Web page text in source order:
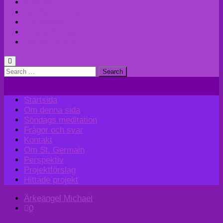
Search
Startsida
Om denna sida
Söndags meditation
Frågor och svar
Kontakt
Om St. Germain
Perspektiv
Projektförslag
Hittade projekt
Ärkeängel Michael
0